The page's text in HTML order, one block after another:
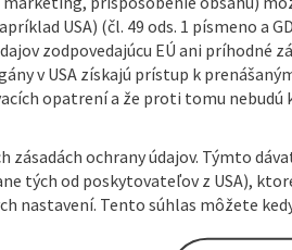
USA) (čl. 49 ods. 1 písmeno a
zodpovedajúcu EÚ ani príhodné
v USA získajú prístup k
opatrení a že proti tomu nebudú
zásadách ochrany údajov. Týmto
tých od poskytovateľov z USA),
nastavení. Tento súhlas môžete